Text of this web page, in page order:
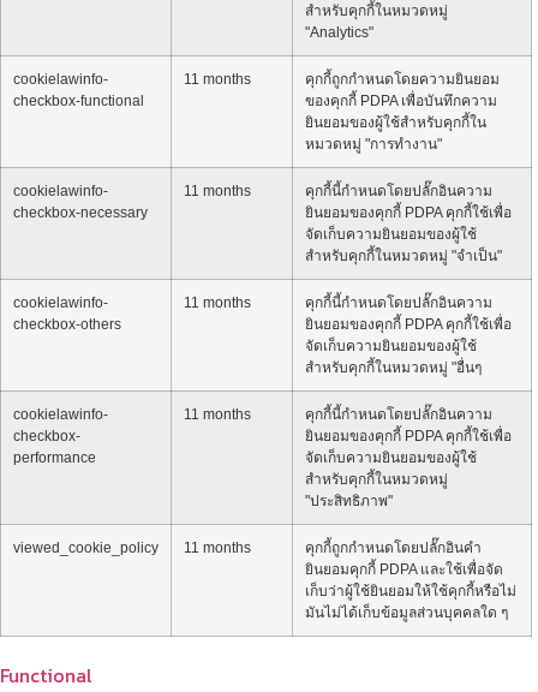
สำหรับคุกกี้ในหมวดหมู่
"Analytics"
cookielawinfo-
checkbox-functional
11 months
คุกกี้ถูกกำหนดโดยความยินยอม
ของคุกกี้ PDPA เพื่อบันทึกความ
ยินยอมของผู้ใช้สำหรับคุกกี้ใน
หมวดหมู่ "การทำงาน"
cookielawinfo-
checkbox-necessary
11 months
คุกกี้นี้กำหนดโดยปลั๊กอินความ
ยินยอมของคุกกี้ PDPA คุกกี้ใช้เพื่อ
จัดเก็บความยินยอมของผู้ใช้
สำหรับคุกกี้ในหมวดหมู่ "จำเป็น"
cookielawinfo-
checkbox-others
11 months
คุกกี้นี้กำหนดโดยปลั๊กอินความ
ยินยอมของคุกกี้ PDPA คุกกี้ใช้เพื่อ
จัดเก็บความยินยอมของผู้ใช้
สำหรับคุกกี้ในหมวดหมู่ "อื่นๆ
cookielawinfo-
checkbox-
performance
11 months
คุกกี้นี้กำหนดโดยปลั๊กอินความ
ยินยอมของคุกกี้ PDPA คุกกี้ใช้เพื่อ
จัดเก็บความยินยอมของผู้ใช้
สำหรับคุกกี้ในหมวดหมู่
"ประสิทธิภาพ"
viewed_cookie_policy 11 months
คุกกี้ถูกกำหนดโดยปลั๊กอินคำ
ยินยอมคุกกี้ PDPA และใช้เพื่อจัด
เก็บว่าผู้ใช้ยินยอมให้ใช้คุกกี้หรือไม่
มันไม่ได้เก็บข้อมูลส่วนบุคคลใด ๆ
Functional